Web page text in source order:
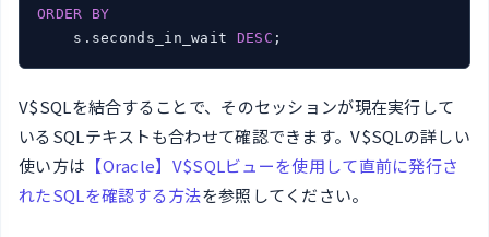
ORDER
BY
    s.seconds_in_wait
DESC
V$SQLを結合することで、そのセッションが現在実行して
いるSQLテキストも合わせて確認できます。V$SQLの詳しい
使い方は 【Oracle】V$SQLビューを使用して直前に発行さ
れたSQLを確認する方法を参照してください。